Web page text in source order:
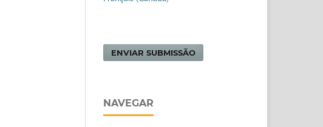
ENVIAR SUBMISSÃO
NAVEGAR